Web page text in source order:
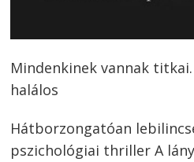
Mindenkinek vannak
halálos
Hátborzongatóan
pszichológiai thriller A